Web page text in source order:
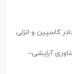
آرایشی–